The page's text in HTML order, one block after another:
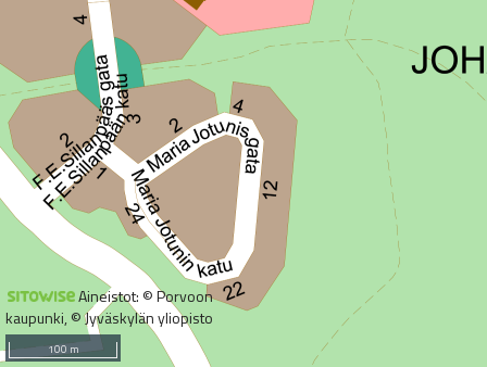
Aineistot: © Porvoon
kaupunki, © Jyväskylän yliopisto
100 m